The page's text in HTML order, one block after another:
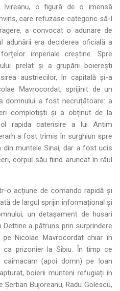
Ivireanu, o figură de o imensă
care refuzase categoric să-l
a convocat o adunare de
adunării era deciderea oficială a
imperiale creștine. Spre
prelat și a grupării boierești
austriecilor, în capitală și-a
Mavrocordat, sprijinit de un
domnului a fost necruțătoare: a
complotiști și a obținut de la
rapida caterisire a lui Antim
a fost trimis în surghiun spre
din muntele Sinai, dar a fost ucis
corpul său fiind aruncat în râul
o acțiune de comando rapidă și
de largul sprijin informațional și
un detașament de husari
a pătruns prin surprindere
Nicolae Mavrocordat chiar în
ca prizonier la Sibiu. În timp ce
caimacam (apoi domn) pe Ioan
boierii munteni refugiați în
Bujoreanu, Radu Golescu,